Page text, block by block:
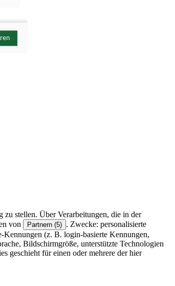
stellen. Über Verarbeitungen, die in der
von Partnern (5) . Zwecke: personalisierte
(z. B. login-basierte Kennungen,
Bildschirmgröße, unterstützte Technologien
geschieht für einen oder mehrere der hier